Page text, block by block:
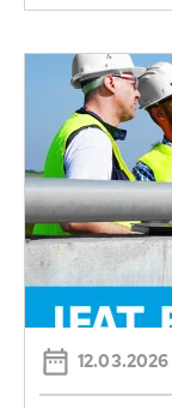
12.03.2026